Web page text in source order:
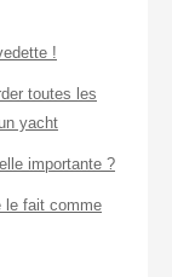
!
toutes les
yacht
importante ?
le fait comme